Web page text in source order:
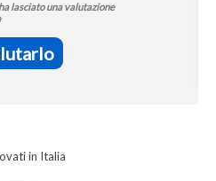
lasciato una valutazione
in Italia